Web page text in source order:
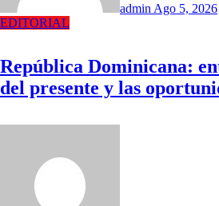
admin Ago 5, 2026
EDITORIAL
República Dominicana:
del presente y las